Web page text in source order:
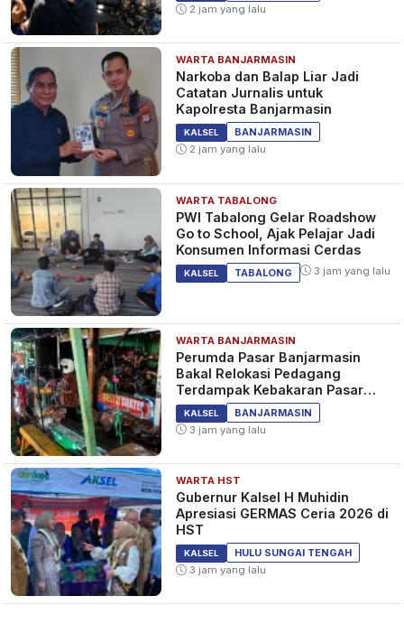
2 jam yang lalu
WARTA BANJARMASIN
Narkoba dan Balap Liar Jadi
Catatan Jurnalis untuk
Kapolresta Banjarmasin
KALSEL
BANJARMASIN
2 jam yang lalu
WARTA TABALONG
PWI Tabalong Gelar Roadshow
Go to School, Ajak Pelajar Jadi
Konsumen Informasi Cerdas
KALSEL TABALONG 3 jam yang lalu
WARTA BANJARMASIN
Perumda Pasar Banjarmasin
Bakal Relokasi Pedagang
Terdampak Kebakaran Pasar
Teluk Dalam
KALSEL
BANJARMASIN
3 jam yang lalu
WARTA HST
Gubernur Kalsel H Muhidin
Apresiasi GERMAS Ceria 2026 di
HST
KALSEL
HULU SUNGAI TENGAH
3 jam yang lalu